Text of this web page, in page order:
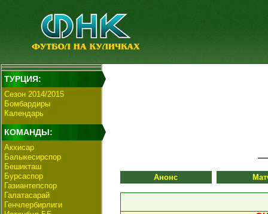
ТУРЦИЯ:
Сезон 2014/2015
Бомбардиры
Календарь
КОМАНДЫ:
Акхисар
Балыкесирспор
Бешикташ
Бурсаспор
Газиантепспор
Галатасарай
Генчлербирлиги
Анонс